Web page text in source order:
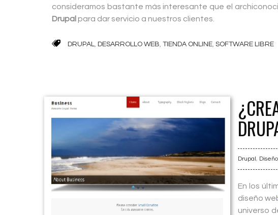
consideramos bastante más interesante que el
Drupal para dar servicio a nuestros clientes.
DRUPAL, DESARROLLO WEB, TIENDA ONLINE, SOFTWARE LIBRE
Drupal,
En los
diseño
universo